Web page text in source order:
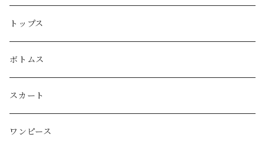
GUCCI
LOEWE
Christian Dior
CELINE
トップス
ボトムス
スカート
ワンピース